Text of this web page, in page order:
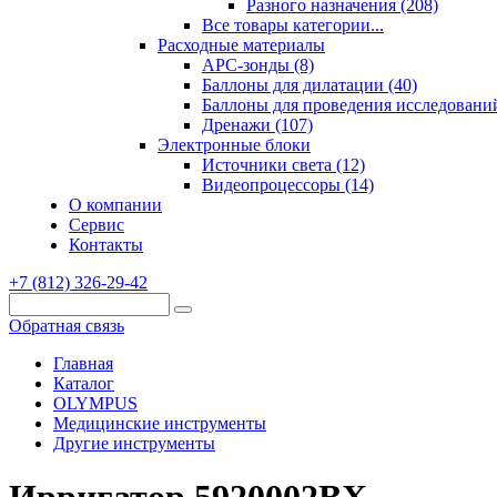
Разного назначения (208)
Все товары категории...
Расходные материалы
АРС-зонды (8)
Баллоны для дилатации (40)
Баллоны для проведения
Дренажи (107)
Электронные блоки
Источники света (12)
Видеопроцессоры (14)
О компании
Сервис
Контакты
+7 (812) 326-29-42
Обратная связь
Главная
Каталог
OLYMPUS
Медицинские инструменты
Другие инструменты